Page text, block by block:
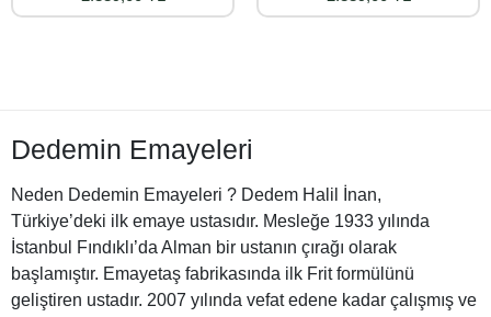
Dedemin Emayeleri
Neden Dedemin Emayeleri ? Dedem Halil İnan,
Türkiye’deki ilk emaye ustasıdır. Mesleğe 1933 yılında
İstanbul Fındıklı’da Alman bir ustanın çırağı olarak
başlamıştır. Emayetaş fabrikasında ilk Frit formülünü
geliştiren ustadır. 2007 yılında vefat edene kadar çalışmış ve